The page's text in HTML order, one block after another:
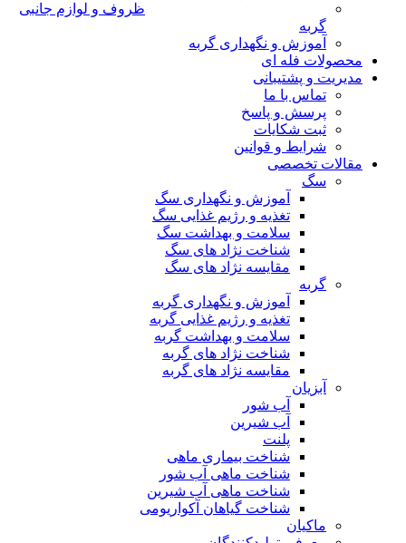
ظروف و لوازم جانبی
گربه
آموزش و نگهداری گربه
محصولات فله ای
مدیریت و پشتیبانی
تماس با ما
پرسش و پاسخ
ثبت شکایات
شرایط و قوانین
مقالات تخصصی
سگ
آموزش و نگهداری سگ
تغذیه و رژیم غذایی سگ
سلامت و بهداشت سگ
شناخت نژاد های سگ
مقایسه نژاد های سگ
گربه
آموزش و نگهداری گربه
تغذیه و رژیم غذایی گربه
سلامت و بهداشت گربه
شناخت نژاد های گربه
مقایسه نژاد های گربه
آبزیان
آب شور
آب شیرین
پلنت
شناخت بیماری ماهی
شناخت ماهی آب شور
شناخت ماهی آب شیرین
شناخت گیاهان آکواریومی
ماکیان